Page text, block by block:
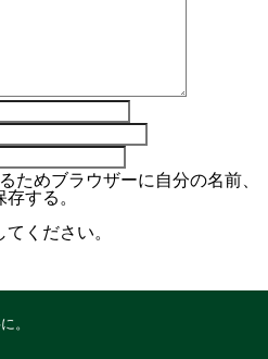
ためブラウザーに自分の名前、
する。
ください。
。